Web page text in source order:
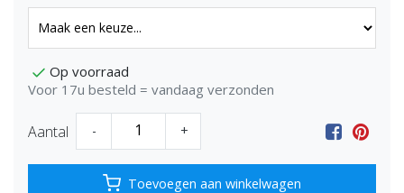
Op voorraad
Voor 17u besteld = vandaag verzonden
Aantal - +
Toevoegen aan winkelwagen